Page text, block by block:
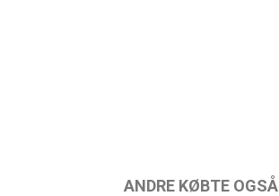
ANDRE KØBTE OGSÅ